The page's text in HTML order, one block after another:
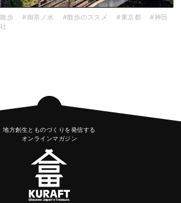
歩 #御茶ノ水 #散歩のススメ #東京都
#神田
地方創生とものづくりを発信する
オンラインマガジン